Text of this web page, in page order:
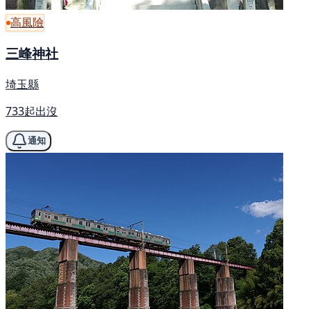
高風險
三峰神社
埼玉縣
733起出沒
通知